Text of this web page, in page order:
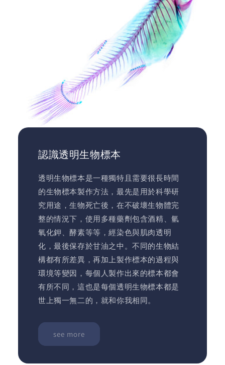
認識透明生物標本
透明生物標本是一種獨特且需要很長時間
的生物標本製作方法，最先是用於科學研
究用途，生物死亡後，在不破壞生物體完
整的情況下，使用多種藥劑包含酒精、氫
氧化鉀、酵素等等，經染色與肌肉透明
化，最後保存於甘油之中。不同的生物結
構都有所差異，再加上製作標本的過程與
環境等變因，每個人製作出來的標本都會
有所不同，這也是每個透明生物標本都是
世上獨一無二的，就和你我相同。
see more